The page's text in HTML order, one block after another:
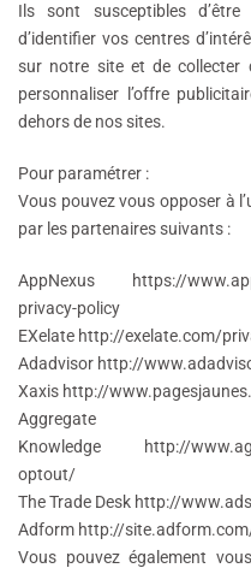
Ils sont susceptibles
d’identifier vos centres
sur notre site et de collecter
personnaliser l’offre
dehors de nos sites.
Pour paramétrer :
Vous pouvez vous opposer à
par les partenaires suivants :
AppNexus https://
privacy-policy
EXelate http://exelate.com/
Adadvisor http://
Xaxis http://
Aggregate
Knowledge http://
optout/
The Trade Desk http://
Adform http://
Vous pouvez également